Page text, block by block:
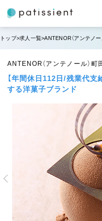
トップ 求人一覧 ANTENOR（アンテノ
ANTENOR（アンテノール）
【年間休日112日/残業代支
する洋菓子ブランド